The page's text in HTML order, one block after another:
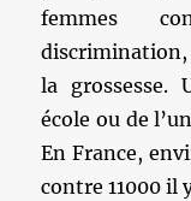
femmes
discrimination,
la grossesse.
école ou de
En France,
contre 11000 il